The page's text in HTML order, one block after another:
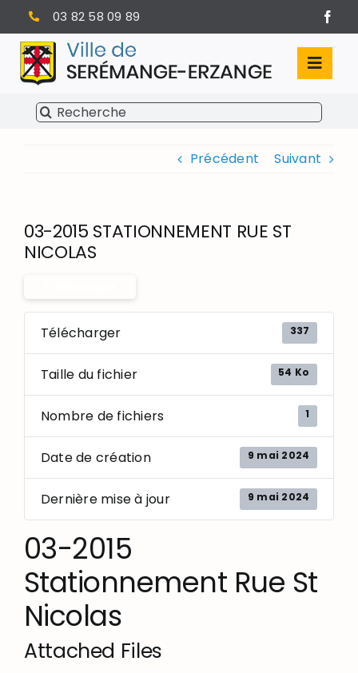
Passer
au
contenu
03 82 58 09 89
SÉRÉMANGE-ERZANGE
INFOS PRATIQUES
Rechercher:
Précédent Suivant
03-2015 STATIONNEMENT RUE ST
NICOLAS
Télécharger 337
Taille du fichier 54 Ko
Nombre de fichiers 1
Date de création 9 mai 2024
Dernière mise à jour 9 mai 2024
03-2015
Stationnement Rue St
Nicolas
Attached Files